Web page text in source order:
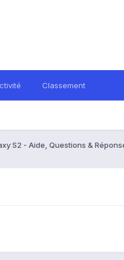
Classement
S2 - Aide, Questions &